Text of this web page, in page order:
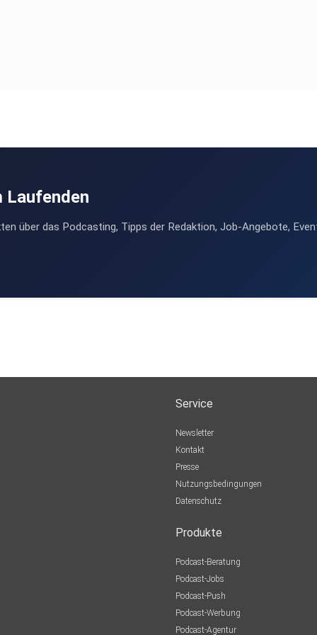
Laufenden
über das Podcasting, Tipps der Redaktion, Job-Angebote,
Service
Newsletter
Kontakt
Presse
Nutzungsbedingungen
Datenschutz
Produkte
Podcast-Beratung
Podcast-Jobs
Podcast-Push
Podcast-Werbung
Podcast-Agentur